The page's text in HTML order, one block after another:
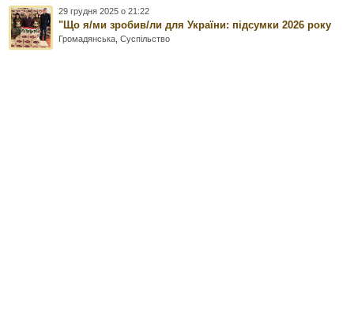
29 грудня 2025 о 21:22
"Що я/ми зробив/ли для України: підсумки 2026 року
Громадянська ,Суспільство